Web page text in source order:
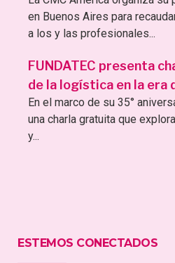
en Buenos Aires para
a los y las profesionales...
FUNDATEC presenta
de la logística en la era
En el marco de su 35°
una charla gratuita que
y...
ESTEMOS CONECTADOS